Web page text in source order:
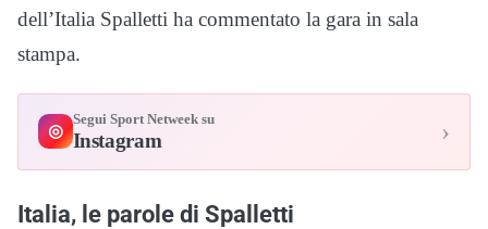
dell’Italia Spalletti ha commentato la gara in sala
stampa.
◎
Segui Sport Netweek su
Instagram ›
Italia, le parole di Spalletti